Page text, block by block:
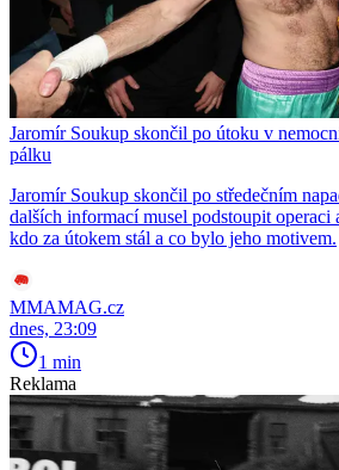
Jaromír Soukup skončil po útoku v
pálku
Jaromír Soukup skončil po středečním
dalších informací musel podstoupit
kdo za útokem stál a co bylo jeho motivem.
MMAMAG.cz
dnes, 23:09
1 min
Reklama